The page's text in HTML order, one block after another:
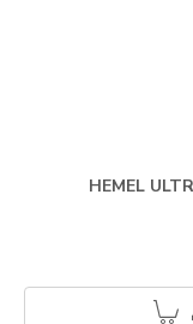
HEMEL